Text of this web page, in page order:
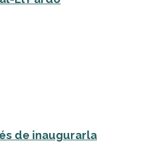
de inaugurarla